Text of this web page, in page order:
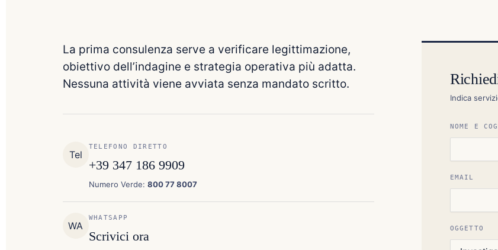
La prima consulenza serve a verificare legittimazione,
obiettivo dell’indagine e strategia operativa più adatta.
Nessuna attività viene avviata senza mandato scritto.
Tel
TELEFONO DIRETTO
+39 347 186 9909
Numero Verde: 800 77 8007
WA
WHATSAPP
Scrivici ora
Indica
NOME E
EMAIL
OGGETTO